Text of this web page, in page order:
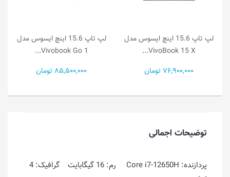
لپ تاپ 15.6 اینچ ایسوس مدل
Vivobook Go 1...
85,500,000 تومان
لپ تاپ 14.0 اینچ ایسوس مدل
Vivobook Go 1...
49,000,000 تومان
توضیحات اجمالی
پردازنده: Core i7-12650H رم: 16 گیگابایت گرافیک: 4